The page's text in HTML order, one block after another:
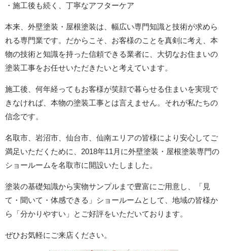
・施工後も続く、丁寧なアフターケア
本来、外壁塗装・屋根塗装は、幅広い専門知識と技術が求めら
れる専門業です。だからこそ、お客様のことを真剣に考え、本
物の技術と知識を持った信頼できる業者に、大切なお住まいの
塗装工事をお任せいただきたいと考えています。
施工後、何年経ってもお客様が笑顔で暮らせる住まいを実現で
きなければ、本物の塗装工事とは言えません。それが私たちの
信念です。
名取市、岩沼市、仙台市、仙南エリアの皆様により安心してご
満足いただくために、2018年11月に外壁塗装・屋根塗装専門の
ショールームを名取市に開設いたしました。
塗装の基礎知識から実物サンプルまで豊富にご用意し、「見
て・聞いて・体感できる」ショールームとして、地域の皆様か
ら「分かりやすい」とご好評をいただいております。
ぜひお気軽にご来店ください。